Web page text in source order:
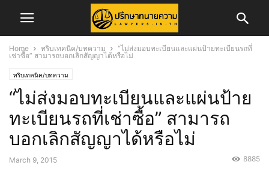
Home ทริบเทคนิค/บทความ
“ไม่ส่งมอบทะเบียนและแผ่นป้ายทะเบียนรถที่
เช่าซื้อ” สามารถบอกเลิกสัญญาได้หรือไม่
ทริบเทคนิค/บทความ
“ไม่ส่งมอบทะเบียนและแผ่นป้าย
ทะเบียนรถที่เช่าซื้อ” สามารถ
บอกเลิกสัญญาได้หรือไม่
March 9, 2015 8885